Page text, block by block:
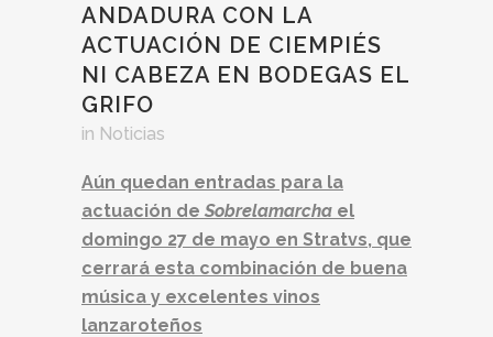
ANDADURA CON LA
ACTUACIÓN DE CIEMPIÉS
NI CABEZA EN BODEGAS EL
GRIFO
in Noticias
Aún quedan entradas para la
actuación de Sobrelamarcha el
domingo 27 de mayo en Stratvs, que
cerrará esta combinación de buena
música y excelentes vinos
lanzaroteños